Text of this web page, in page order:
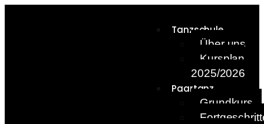
Tanzschule
Über uns
Kursplan
2025/2026
Paartanz
Grundkurs